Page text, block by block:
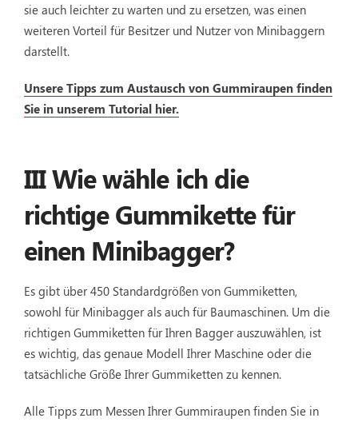
sie auch leichter zu warten und zu ersetzen, was einen
weiteren Vorteil für Besitzer und Nutzer von Minibaggern
darstellt.
Unsere Tipps zum Austausch von Gummiraupen finden
Sie in unserem Tutorial hier.
III Wie wähle ich die
richtige Gummikette für
einen Minibagger?
Es gibt über 450 Standardgrößen von Gummiketten,
sowohl für Minibagger als auch für Baumaschinen. Um die
richtigen Gummiketten für Ihren Bagger auszuwählen, ist
es wichtig, das genaue Modell Ihrer Maschine oder die
tatsächliche Größe Ihrer Gummiketten zu kennen.
Alle Tipps zum Messen Ihrer Gummiraupen finden Sie in